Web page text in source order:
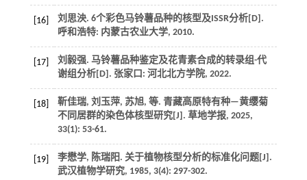
[16] 刘思泱. 6个彩色马铃薯品种的核型及ISSR分析[D].
呼和浩特: 内蒙古农业大学, 2010.
[17] 刘毅强. 马铃薯品种鉴定及花青素合成的转录组-代
谢组分析[D]. 张家口: 河北北方学院, 2022.
[18] 靳佳瑞, 刘玉萍, 苏旭, 等. 青藏高原特有种—黄缨菊
不同居群的染色体核型研究[J]. 草地学报, 2025,
33(1): 53-61.
[19]
李懋学, 陈瑞阳. 关于植物核型分析的标准化问题[J].
武汉植物学研究, 1985, 3(4): 297-302.